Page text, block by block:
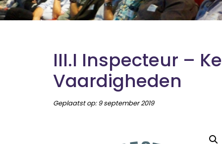
III.I Inspecteur –
Vaardigheden
Geplaatst op: 9 september 2019